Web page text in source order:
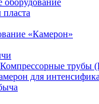
оборудование
«Камерон»
трубы
для